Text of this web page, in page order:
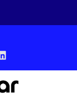
L
i
n
k
e